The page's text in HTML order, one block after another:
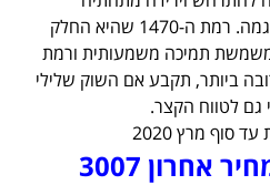
עשויה להצביע על שינוי המגמה. רמת ה-1470 שהיא החלק
תמיכה משמעותית ורמת
ביותר, תקבע אם השוק שלילי
גם לטווח הקצר.